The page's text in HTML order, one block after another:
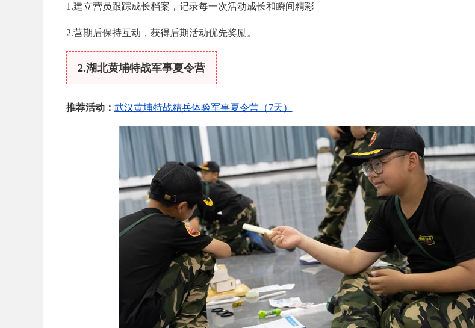
1.建立营员跟踪成长档案，记录每一次活动成长和瞬间精彩
2.营期后保持互动，获得后期活动优先奖励。
2.湖北黄埔特战军事夏令营
推荐活动： 武汉黄埔特战精兵体验军事夏令营（7天）